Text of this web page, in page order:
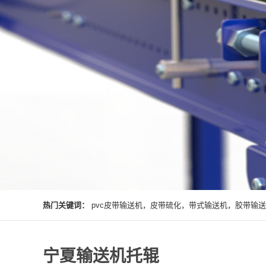
热门关键词： pvc皮带输送机，皮带硫化，带式输送机，胶带输
宁夏输送机托辊